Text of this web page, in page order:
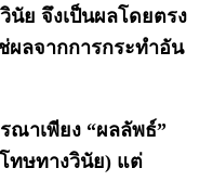
นัย จึงเป็นผลโดยตรง
ผลจากการกระทำอัน
าเพียง “ผลลัพธ์”
ทษทางวินัย) แต่